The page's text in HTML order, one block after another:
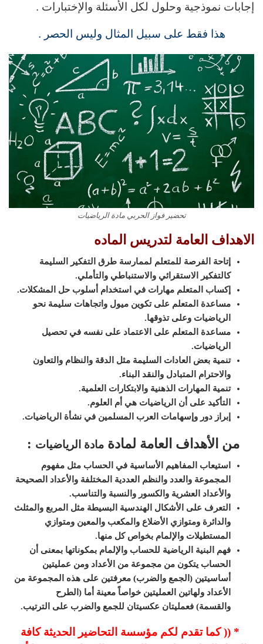
إجابات نموذجية وحلول لكل الأسئلة والإختبارات .
هذا فقط على سبيل المثال وليس الحصر .
تحضير فواز الحربي مادة الرياضيات
الاهداف العامة لتدريس الماده
إتاحة الفرصة للمتعلم لممارسة طرق التفكير السليمة
كالتفكير الاستقرائي والاستنباطي والتأملي.
إكساب المتعلم مهارات في استخدام أسلوب حل المشكلات.
مساعدة المتعلم على تكوين ميول واتجاهات سليمة نحو
الرياضيات وعلى تذوقها.
مساعدة المتعلم على الاعتماد على نفسه في تحصيل
الرياضيات.
تنمية بعض العادات السليمة مثل الدقة والنظام والتعاون
والاحترام المتبادل والنقد البناء.
تنمية المهارات الذهنية والابتكارات العلمية.
التأكيد على أن الرياضيات هي أم العلوم.
إبراز دور وإسهامات العرب المسلمين في نشأة الرياضيات.
من الأهداف العامة لمادة مادة الرياضيات :
استيعاب المفاهيم الأساسية في الحساب مثل مفهوم
المجموعة والعدد والنظم العددية المختلفة والأعداد الصحيحة
والأعداد العشرية والكسور والنسبة والتناسب.
التعرف على الأشكال الهندسية البسيطة مثل المربع والمثلث
والدائرة ومتوازي الأضلاع والمكعب والمعين ومتوازي
المستطيلات والإلمام بخواص كل منها.
فهم البنية الرياضية للحساب والإلمام بمكوناتها بمعنى أن
الحساب يتكون من مجموعة من الأعداد ومن عمليتين
أساسيتين (الجمع والضرب) معرفتين على هذه المجموعة من
الأعداد ولهاتين العمليتين خواصاً معينة أما (الطرح
والقسمة) فعمليتان عكسيتان للجمع والضرب على الترتيب.
* (( كما تقدم لكم مؤسسة التحاضير الحديثة كافة